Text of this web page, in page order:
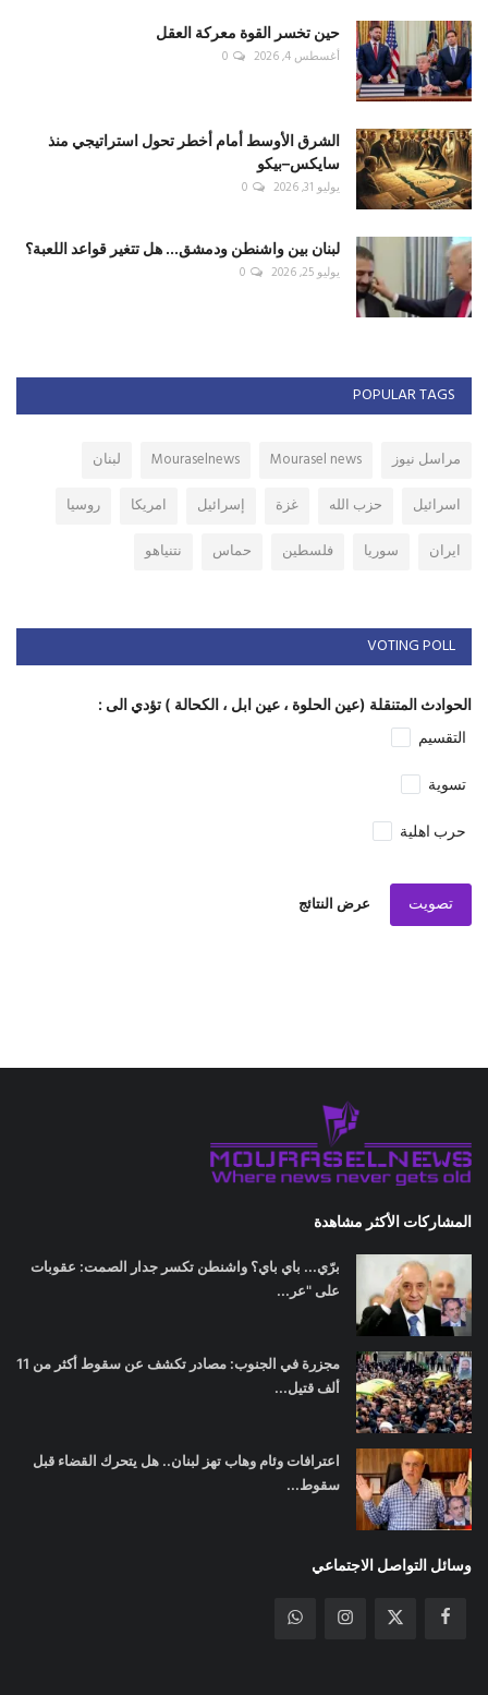
حين تخسر القوة معركة العقل
أغسطس 4, 2026 0
الشرق الأوسط أمام أخطر تحول استراتيجي منذ
سايكس–بيكو
يوليو 31, 2026 0
لبنان بين واشنطن ودمشق... هل تتغير قواعد اللعبة؟
يوليو 25, 2026 0
POPULAR TAGS
مراسل نيوز Mourasel news
Mouraselnews
لبنان
اسرائيل
حزب الله غزة إسرائيل امريكا
روسيا
ايران
سوريا فلسطين حماس نتنياهو
VOTING POLL
الحوادث المتنقلة (عين الحلوة ، عين ابل ، الكحالة ) تؤدي الى :
التقسيم
تسوية
حرب اهلية
تصويت عرض النتائج
المشاركات الأكثر مشاهدة
برّي... باي باي؟ واشنطن تكسر جدار الصمت: عقوبات
على "عر...
مجزرة في الجنوب: مصادر تكشف عن سقوط أكثر من 11
ألف قتيل...
اعترافات وئام وهاب تهز لبنان.. هل يتحرك القضاء قبل
سقوط...
وسائل التواصل الاجتماعي